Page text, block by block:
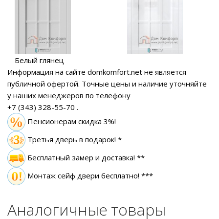
Белый глянец
Информация на сайте domkomfort.net не является
публичной офертой. Точные цены и наличие уточняйте
у наших менеджеров по телефону
+7 (343) 328-55-70 .
Пенсионерам скидка 3%!
Третья дверь в подарок! *
Бесплатный замер и доставка! **
Монтаж сейф двери бесплатно! ***
Аналогичные товары